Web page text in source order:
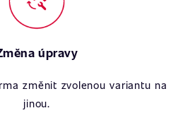
úpravy
změnit zvolenou variantu na
jinou.